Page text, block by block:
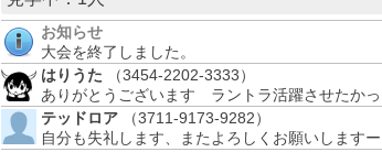
お知らせ
大会を終了しました。
はりうた
（3454-2202-3333）
ありがとうございます ラントラ活躍させたか
テッドロア
（3711-9173-9282）
自分も失礼します、またよろしくお願いしますー